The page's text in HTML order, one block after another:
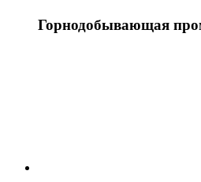
Горнодобывающая